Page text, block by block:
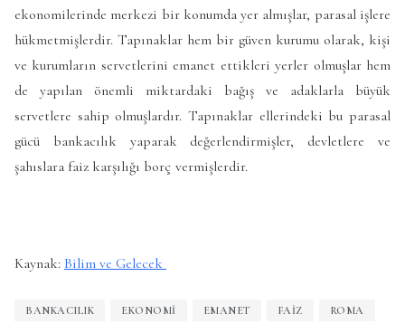
ekonomilerinde merkezi bir konumda yer almışlar, parasal işlere
hükmetmişlerdir. Tapınaklar hem bir güven kurumu olarak, kişi
ve kurumların servetlerini emanet ettikleri yerler olmuşlar hem
de yapılan önemli miktardaki bağış ve adaklarla büyük
servetlere sahip olmuşlardır. Tapınaklar ellerindeki bu parasal
gücü bankacılık yaparak değerlendirmişler, devletlere ve
şahıslara faiz karşılığı borç vermişlerdir.
Kaynak: Bilim ve Gelecek
BANKACILIK EKONOMI EMANET FAIZ ROMA